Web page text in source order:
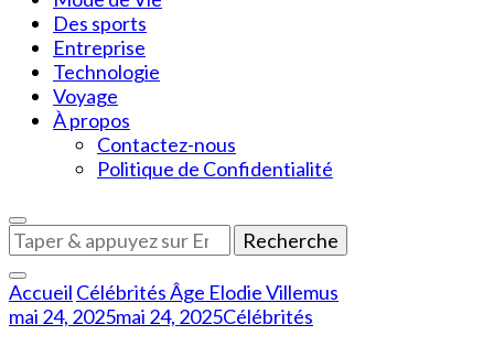
Des sports
Entreprise
Technologie
Voyage
À propos
Contactez-nous
Politique de Confidentialité
Vous
recherchiez
quelque
chose
?
Accueil CélébritésÂge Elodie Villemus
mai 24, 2025mai 24, 2025Célébrités